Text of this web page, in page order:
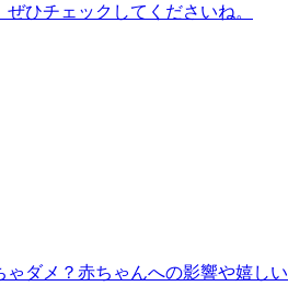
ひチェックしてくださいね。
ダメ？赤ちゃんへの影響や嬉しい